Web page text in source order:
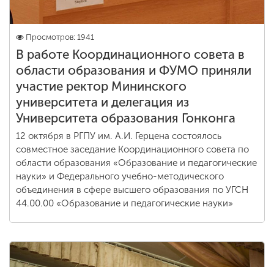
Просмотров: 1941
В работе Координационного совета в
области образования и ФУМО приняли
участие ректор Мининского
университета и делегация из
Университета образования Гонконга
12 октября в РГПУ им. А.И. Герцена состоялось
совместное заседание Координационного совета по
области образования «Образование и педагогические
науки» и Федерального учебно-методического
объединения в сфере высшего образования по УГСН
44.00.00 «Образование и педагогические науки»